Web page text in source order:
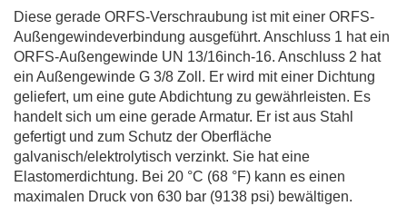
Diese gerade ORFS-Verschraubung ist mit einer ORFS-
Außengewindeverbindung ausgeführt. Anschluss 1 hat ein
ORFS-Außengewinde UN 13/16inch-16. Anschluss 2 hat
ein Außengewinde G 3/8 Zoll. Er wird mit einer Dichtung
geliefert, um eine gute Abdichtung zu gewährleisten. Es
handelt sich um eine gerade Armatur. Er ist aus Stahl
gefertigt und zum Schutz der Oberfläche
galvanisch/elektrolytisch verzinkt. Sie hat eine
Elastomerdichtung. Bei 20 °C (68 °F) kann es einen
maximalen Druck von 630 bar (9138 psi) bewältigen.